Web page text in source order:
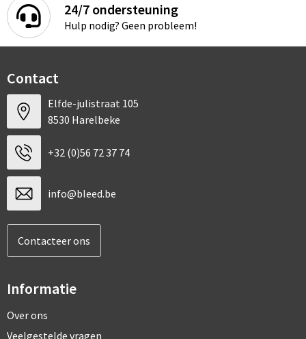
24/7 ondersteuning
Hulp nodig? Geen probleem!
Contact
Elfde-julistraat 105
8530 Harelbeke
+32 (0)56 72 37 74
info@bleed.be
Contacteer ons
Informatie
Over ons
Veelgestelde vragen